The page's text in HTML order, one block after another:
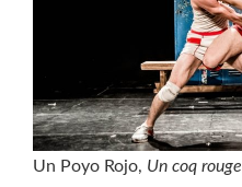
Un Poyo Rojo, Un coq rouge